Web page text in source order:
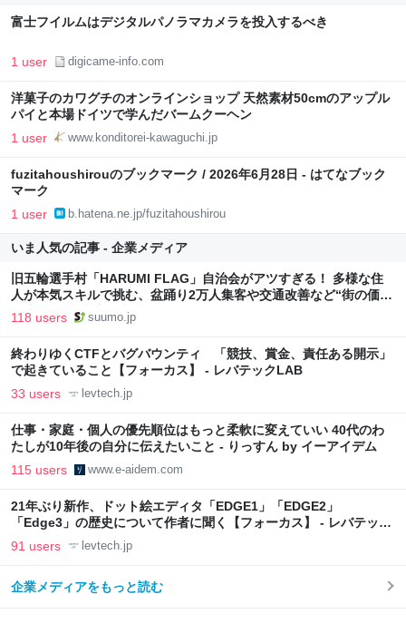
富士フイルムはデジタルパノラマカメラを投入するべき
1 user digicame-info.com
洋菓子のカワグチのオンラインショップ 天然素材50cmのアップル
パイと本場ドイツで学んだバームクーヘン
1 user www.konditorei-kawaguchi.jp
fuzitahoushirouのブックマーク / 2026年6月28日 - はてなブック
マーク
1 user b.hatena.ne.jp/fuzitahoushirou
いま人気の記事 - 企業メディア
旧五輪選手村「HARUMI FLAG」自治会がアツすぎる！ 多様な住
人が本気スキルで挑む、盆踊り2万人集客や交通改善など“街の価値
向上”戦略 東京・中央区
118 users suumo.jp
終わりゆくCTFとバグバウンティ 「競技、賞金、責任ある開示」
で起きていること【フォーカス】 - レバテックLAB
33 users levtech.jp
仕事・家庭・個人の優先順位はもっと柔軟に変えていい 40代のわ
たしが10年後の自分に伝えたいこと - りっすん by イーアイデム
115 users www.e-aidem.com
21年ぶり新作、ドット絵エディタ「EDGE1」「EDGE2」
「Edge3」の歴史について作者に聞く【フォーカス】 - レバテック
LAB
91 users levtech.jp
企業メディアをもっと読む